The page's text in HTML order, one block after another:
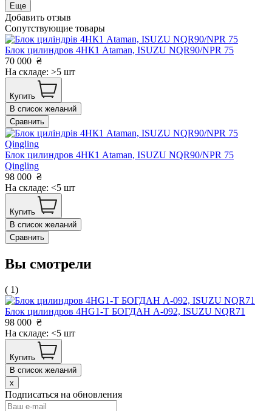
Еще
Добавить отзыв
Сопутствующие товары
Блок цилиндров 4НК1 Ataman, ISUZU NQR90/NPR 75
70 000 ₴
На складе: >5 шт
Купить
В список желаний
Сравнить
Блок цилиндров 4НК1 Ataman, ISUZU NQR90/NPR 75
Qingling
98 000 ₴
На складе: <5 шт
Купить
В список желаний
Сравнить
Вы смотрели
( 1)
Блок цилиндров 4НG1-T БОГДАН А-092, ISUZU NQR71
98 000 ₴
На складе: <5 шт
Купить
В список желаний
x
Подписаться на обновления